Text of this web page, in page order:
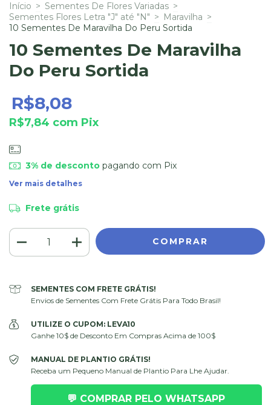
Início > Sementes De Flores Variadas >
Sementes Flores Letra "J" até "N" > Maravilha >
10 Sementes De Maravilha Do Peru Sortida
10 Sementes De Maravilha
Do Peru Sortida
R$8,08
R$7,84 com Pix
3% de descontopagando com Pix
Ver mais detalhes
Frete grátis
SEMENTES COM FRETE GRÁTIS!
Envios de Sementes Com Frete Grátis Para Todo Brasil!
UTILIZE O CUPOM: LEVA10
Ganhe 10$ de Desconto Em Compras Acima de 100$
MANUAL DE PLANTIO GRÁTIS!
Receba um Pequeno Manual de Plantio Para Lhe Ajudar.
💬 COMPRAR PELO WHATSAPP